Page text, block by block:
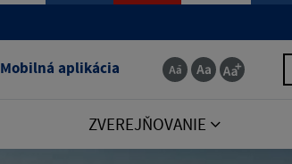
Mobilná aplikácia
ZVEREJŇOVANIE